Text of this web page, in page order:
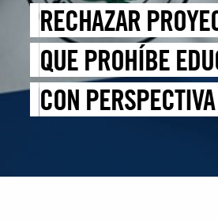
RECHAZAR
QUE PROHÍBE
CON